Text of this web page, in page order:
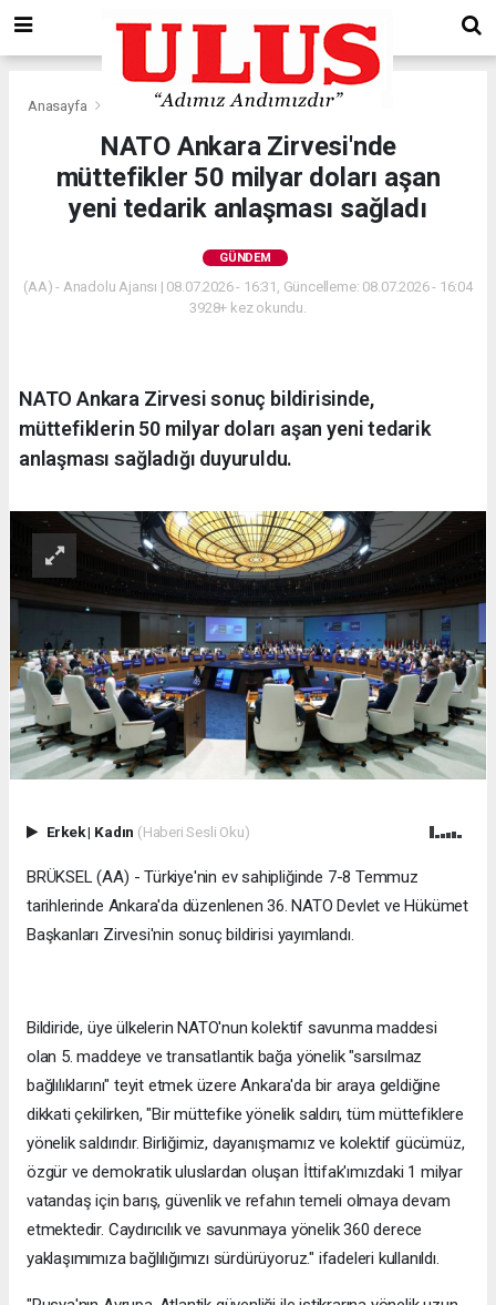
Anasayfa Gündem
NATO Ankara Zirvesi'nde
müttefikler 50 milyar doları aşan
yeni tedarik anlaşması sağladı
GÜNDEM
(AA) - Anadolu Ajansı | 08.07.2026 - 16:31, Güncelleme: 08.07.2026 - 16:04
3928+ kez okundu.
NATO Ankara Zirvesi sonuç bildirisinde,
müttefiklerin 50 milyar doları aşan yeni tedarik
anlaşması sağladığı duyuruldu.
Erkek| Kadın (Haberi Sesli Oku)
BRÜKSEL (AA) - Türkiye'nin ev sahipliğinde 7-8 Temmuz
tarihlerinde Ankara'da düzenlenen 36.⁠ ⁠NATO Devlet ve Hükümet
Başkanları Zirvesi'nin sonuç bildirisi yayımlandı.
Bildiride, üye ülkelerin NATO'nun kolektif savunma maddesi
olan 5. maddeye ve transatlantik bağa yönelik "sarsılmaz
bağlılıklarını" teyit etmek üzere Ankara'da bir araya geldiğine
dikkati çekilirken, "Bir müttefike yönelik saldırı, tüm müttefiklere
yönelik saldırıdır. Birliğimiz, dayanışmamız ve kolektif gücümüz,
özgür ve demokratik uluslardan oluşan İttifak'ımızdaki 1 milyar
vatandaş için barış, güvenlik ve refahın temeli olmaya devam
etmektedir. Caydırıcılık ve savunmaya yönelik 360 derece
yaklaşımımıza bağlılığımızı sürdürüyoruz." ifadeleri kullanıldı.